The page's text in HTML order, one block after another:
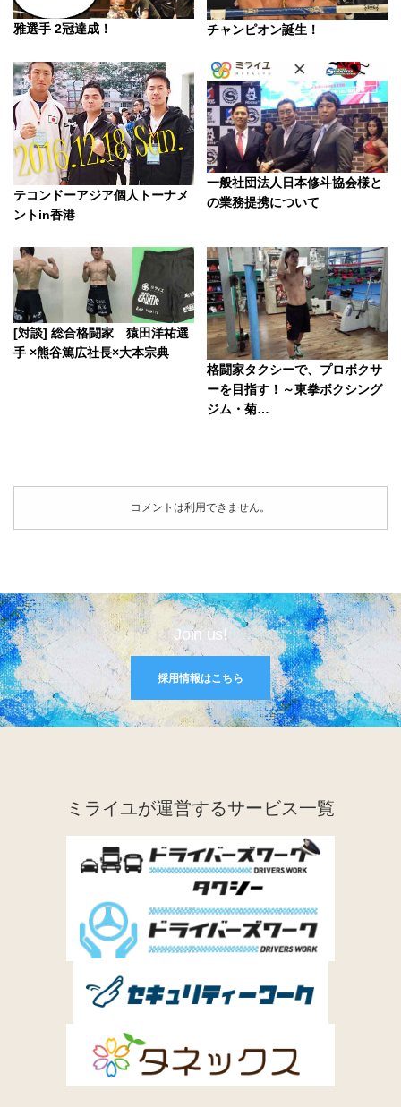
雅選手 2冠達成！ チャンピオン誕生！
テコンドーアジア個人トーナメ
ントin香港
一般社団法人日本修斗協会様と
の業務提携について
[対談] 総合格闘家 猿田洋祐選
手 ×熊谷篤広社長×大本宗典
格闘家タクシーで、プロボクサ
ーを目指す！～東拳ボクシング
ジム・菊…
コメントは利用できません。
Join us!
採用情報はこちら
ミライユが運営するサービス一覧